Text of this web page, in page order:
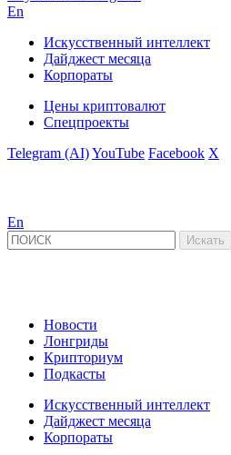
En
Искусственный интеллект
Дайджест месяца
Корпораты
Цены криптовалют
Спецпроекты
Telegram (AI)YouTube Facebook X
En
Новости
Лонгриды
Крипториум
Подкасты
Искусственный интеллект
Дайджест месяца
Корпораты